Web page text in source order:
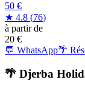
50 €
★ 4.8 (76)
à partir de
20 €
💬 WhatsApp🌴
🌴 Djerba